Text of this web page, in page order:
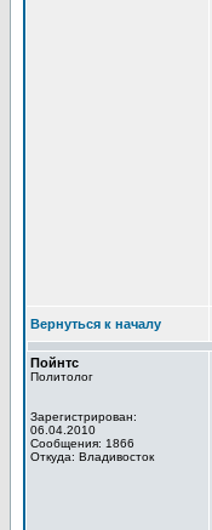
Вернуться к началу
Пойнтс
Политолог
Зарегистрирован:
06.04.2010
Сообщения: 1866
Откуда: Владивосток